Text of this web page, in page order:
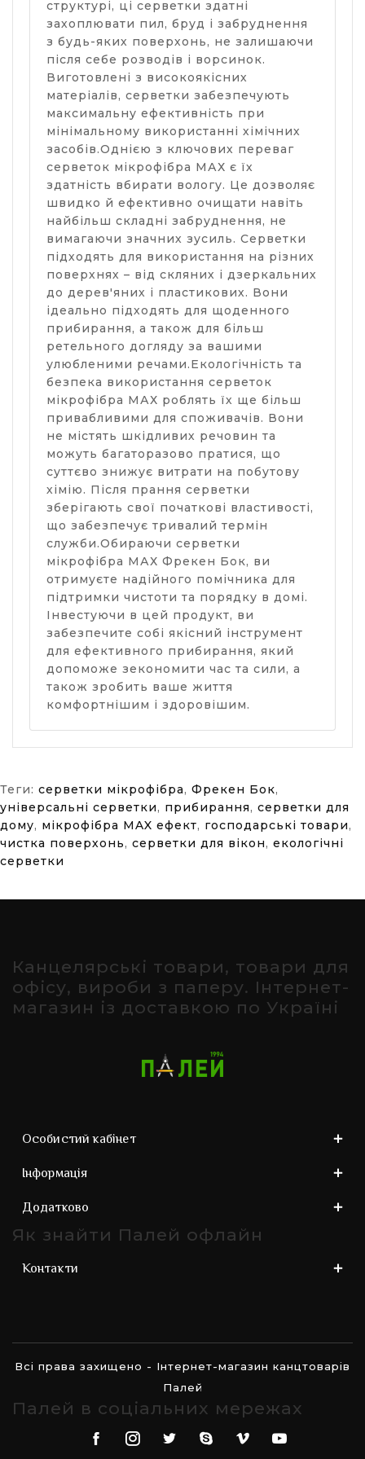
структурі, ці серветки здатні
захоплювати пил, бруд і забруднення
з будь-яких поверхонь, не залишаючи
після себе розводів і ворсинок.
Виготовлені з високоякісних
матеріалів, серветки забезпечують
максимальну ефективність при
мінімальному використанні хімічних
засобів.Однією з ключових переваг
серветок мікрофібра МАХ є їх
здатність вбирати вологу. Це дозволяє
швидко й ефективно очищати навіть
найбільш складні забруднення, не
вимагаючи значних зусиль. Серветки
підходять для використання на різних
поверхнях – від скляних і дзеркальних
до дерев'яних і пластикових. Вони
ідеально підходять для щоденного
прибирання, а також для більш
ретельного догляду за вашими
улюбленими речами.Екологічність та
безпека використання серветок
мікрофібра МАХ роблять їх ще більш
привабливими для споживачів. Вони
не містять шкідливих речовин та
можуть багаторазово пратися, що
суттєво знижує витрати на побутову
хімію. Після прання серветки
зберігають свої початкові властивості,
що забезпечує тривалий термін
служби.Обираючи серветки
мікрофібра МАХ Фрекен Бок, ви
отримуєте надійного помічника для
підтримки чистоти та порядку в домі.
Інвестуючи в цей продукт, ви
забезпечите собі якісний інструмент
для ефективного прибирання, який
допоможе зекономити час та сили, а
також зробить ваше життя
комфортнішим і здоровішим.
Теги: серветки мікрофібра, Фрекен Бок,
універсальні серветки, прибирання, серветки для
дому, мікрофібра MAX ефект, господарські товари,
чистка поверхонь, серветки для вікон, екологічні
серветки
Канцелярські товари, товари для
офісу, вироби з паперу. Інтернет-
магазин із доставкою по Україні
Особистий кабінет
Інформація
Додатково
Як знайти Палей офлайн
Контакти
Всі права захищено - Інтернет-магазин канцтоварів
Палей
Палей в соціальних мережах